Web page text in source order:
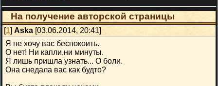
На получение авторской страницы
[1] Aska [03.06.2014, 20:41]
Я не хочу вас беспокоить.
О нет! Ни капли,ни минуты.
Я лишь пришла узнать... О боли.
Она снедала вас как будто?